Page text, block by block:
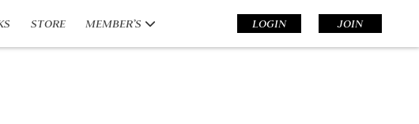
STORE MEMBER’S LOGIN JOIN